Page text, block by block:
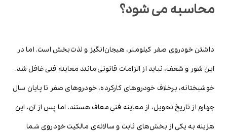
محاسبه می شود؟
داشتن خودروی صفر کیلومتر، هیجان‌انگیز و لذت‌بخش است. اما در
این شور و شعف، نباید از الزامات قانونی مانند معاینه فنی غافل شد.
خوشبختانه، برخلاف خودروهای کارکرده، خودروهای صفر تا پایان سال
چهارم از تاریخ تحویل، از معاینه فنی معاف هستند. اما پس از آن، این
هزینه به یکی از بخش‌های ثابت و سالانه‌ی مالکیت خودروی شما